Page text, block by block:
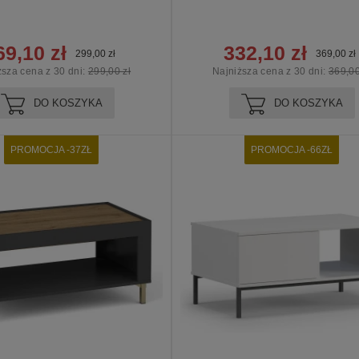
zł
299,00 zł
cena z 30 dni: 299,00 zł
DO KOSZYKA
332,10 zł
369,00 zł
Najniższa cena z 30 dni:
DO KOSZYKA
PROMOCJA -37ZŁ PROMOCJA -66ZŁ